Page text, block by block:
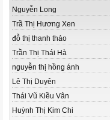
Nguyễn Long
Trầ Thị Hương Xen
đỗ thị thanh thảo
Trần Thị Thái Hà
nguyễn thị hồng ánh
Lê Thị Duyên
Thái Vũ Kiều Vân
Huỳnh Thị Kim Chi